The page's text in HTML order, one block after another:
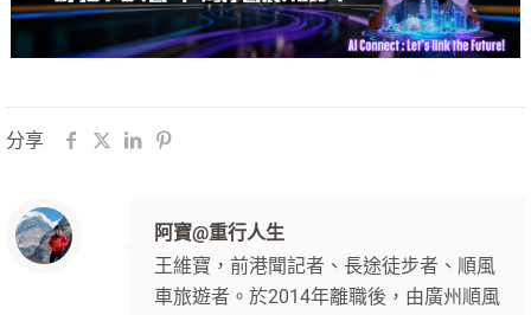
分享
阿寶@重行人生
王維寶，前港聞記者、長途徒步者、順風
車旅遊者。於2014年離職後，由廣州順風